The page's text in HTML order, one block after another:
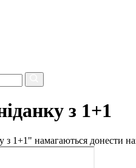
з 1+1
з 1+1" намагаються донести